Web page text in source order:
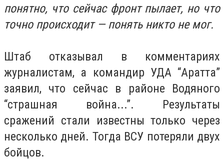
понятно, что сейчас фронт пылает, но что
точно происходит — понять никто не мог.
Штаб отказывал в комментариях
журналистам, а командир УДА “Аратта”
заявил, что сейчас в районе Водяного
“страшная война...”. Результаты
сражений стали известны только через
несколько дней. Тогда ВСУ потеряли двух
бойцов.